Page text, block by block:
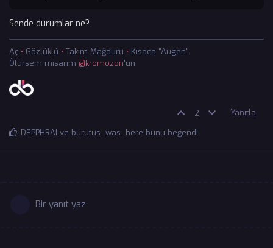
Sende durumlar ne?
Aç • Gözlüklü • Takım Mağduru • Kısaca "Augen".
Ölürsem misarım @kromozon'un.
2
Yanıtla
DEPPHRAI ve burutus_was_here bunu beğendi.
Bir yanıt yaz